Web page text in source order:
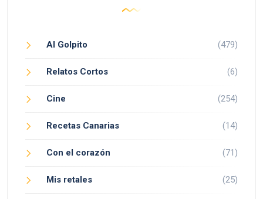
Al Golpito (479)
Relatos Cortos (6)
Cine (254)
Recetas Canarias (14)
Con el corazón (71)
Mis retales (25)